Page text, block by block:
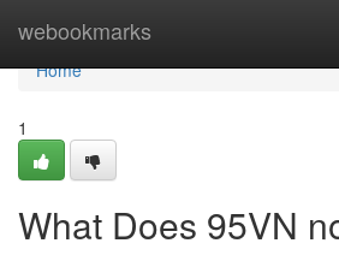
webookmarks
Home
Home
1
What Does 95VN